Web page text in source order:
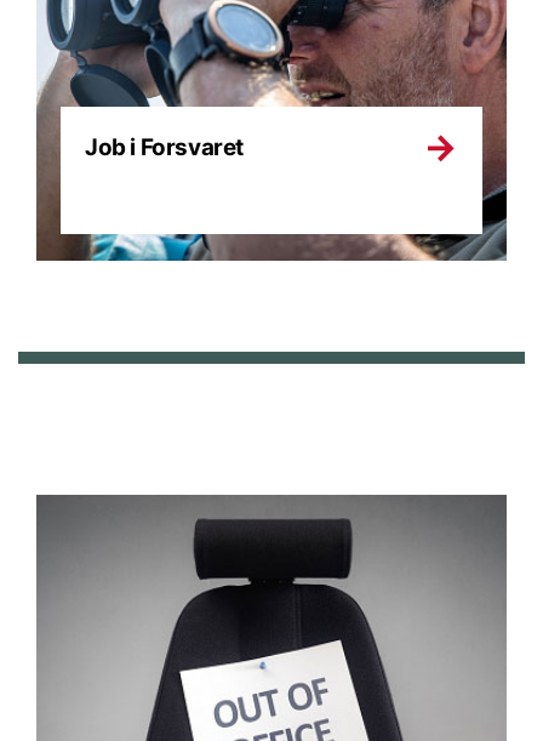
Job i Forsvaret